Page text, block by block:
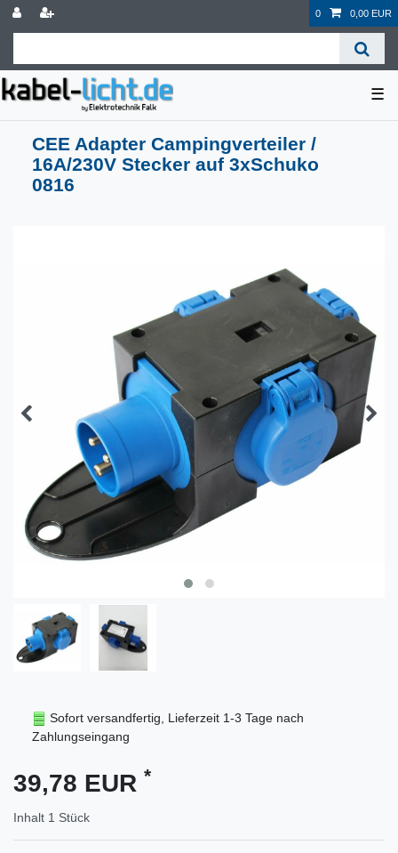
0 0,00 EUR
☰
CEE Adapter Campingverteiler /
16A/230V Stecker auf 3xSchuko
0816
Sofort versandfertig, Lieferzeit 1-3 Tage nach
Zahlungseingang
39,78 EUR *
Inhalt 1 Stück